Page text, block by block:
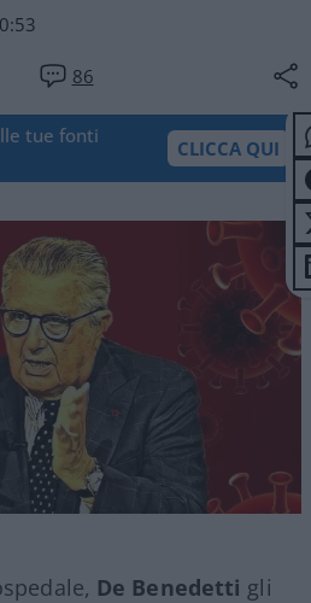
86
tue fonti
CLICCA QUI
De Benedetti gli